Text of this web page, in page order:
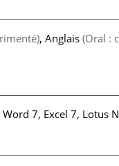
, Anglais (Oral :
7, Excel 7, Lotus